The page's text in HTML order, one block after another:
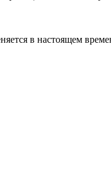
в настоящем